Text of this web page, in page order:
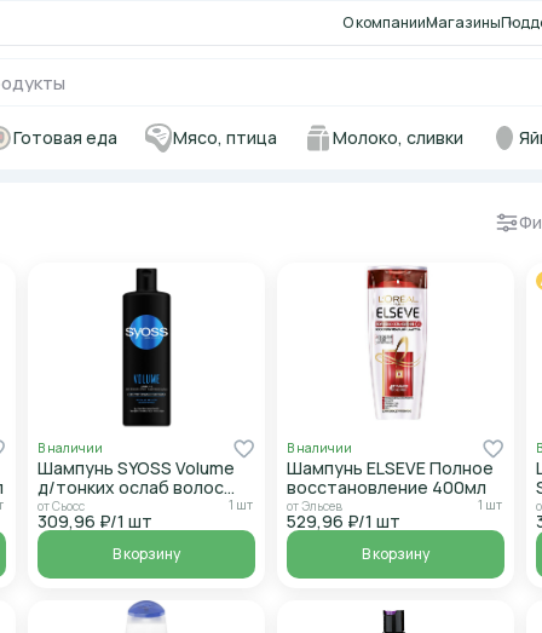
О компанииМагазины
Готовая еда Мясо, птица Молоко, сливки
В наличии
Шампунь SYOSS Volume
д/тонких ослаб волос
450мл
от Сьосс 1 шт
309,96 ₽/1 шт
В корзину
В наличии
Шампунь ELSEVE Полное
восстановление 400мл
от Эльсев 1 шт
529,96 ₽/1 шт
В корзину